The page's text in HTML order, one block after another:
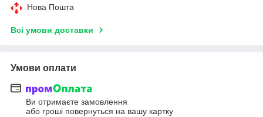
Нова Пошта
Всі умови доставки
Умови оплати
Ви отримаєте замовлення
або гроші повернуться на вашу картку